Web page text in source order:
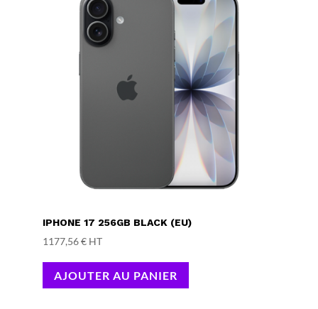
IPHONE 17 256GB BLACK (EU)
1177,56€ HT
AJOUTER AU PANIER